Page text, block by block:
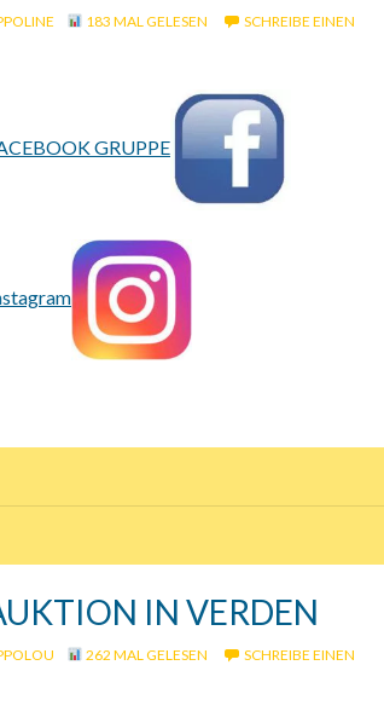
183 MAL GELESEN
SCHREIBE EINEN
GRUPPE
IN VERDEN
262 MAL GELESEN
SCHREIBE EINEN